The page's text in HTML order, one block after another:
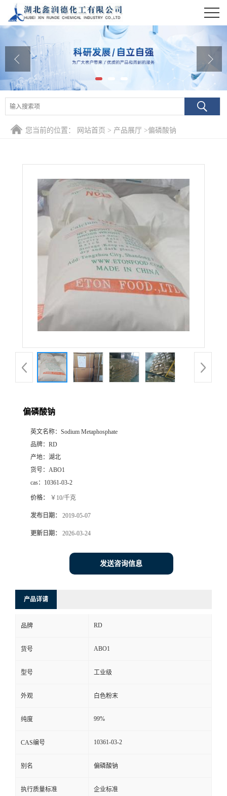
公司首页
公司介绍
公司动态
产品展厅
证书荣誉
您当前的位置： 网站首页 > 产品展厅 >偏磷酸钠
偏磷酸钠
英文名称： Sodium Metaphosphate
品牌： RD
产地： 湖北
货号： ABO1
cas： 10361-03-2
价格： ￥10/千克
发布日期： 2019-05-07
更新日期： 2026-03-24
发送咨询信息
产品详请
品牌 RD
货号 ABO1
型号 工业级
外观 白色粉末
纯度 99%
CAS编号 10361-03-2
别名 偏磷酸钠
执行质量标准 企业标准